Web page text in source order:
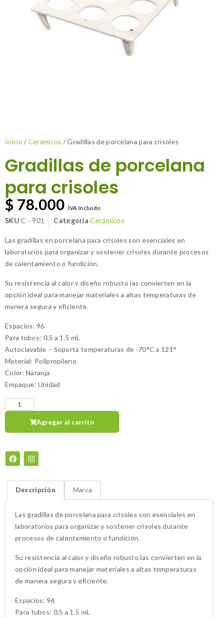
Inicio / Cerámicos / Gradillas de porcelana para crisoles
Gradillas de porcelana
para crisoles
$ 78.000 IVA Incluido
SKUC - 901 Categoría Cerámicos
Las gradillas en porcelana para crisoles son esenciales en
laboratorios para organizar y sostener crisoles durante procesos
de calentamiento o fundición.
Su resistencia al calor y diseño robusto las convierten en la
opción ideal para manejar materiales a altas temperaturas de
manera segura y eficiente.
Espacios: 96
Para tubos: 0.5 a 1.5 mL
Autoclavable – Soporta temperaturas de -70°C a 121°
Material: Polipropileno
Color: Naranja
Empaque: Unidad
Agregar al carrito
Descripción Marca
Las gradillas de porcelana para crisoles son esenciales en
laboratorios para organizar y sostener crisoles durante
procesos de calentamiento o fundición.
Su resistencia al calor y diseño robusto las convierten en la
opción ideal para manejar materiales a altas temperaturas
de manera segura y eficiente.
Espacios: 96
Para tubos: 0.5 a 1.5 mL